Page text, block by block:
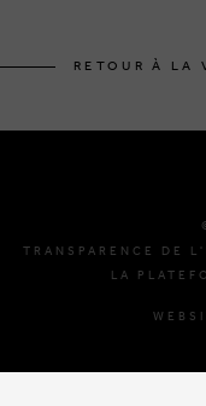
RETOUR À LA
TRANSPARENCE DE
LA